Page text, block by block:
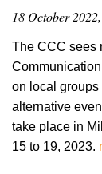
18 October
The CCC sees
on local
alternative
take place in
15 to 19, 2023.